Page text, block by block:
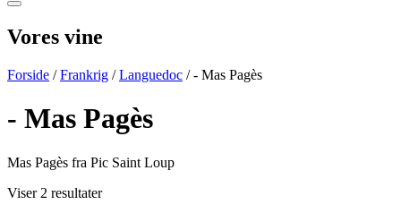
Vores vine
Forside /Frankrig /Languedoc / - Mas Pagès
- Mas Pagès
Mas Pagès fra Pic Saint Loup
Viser 2 resultater